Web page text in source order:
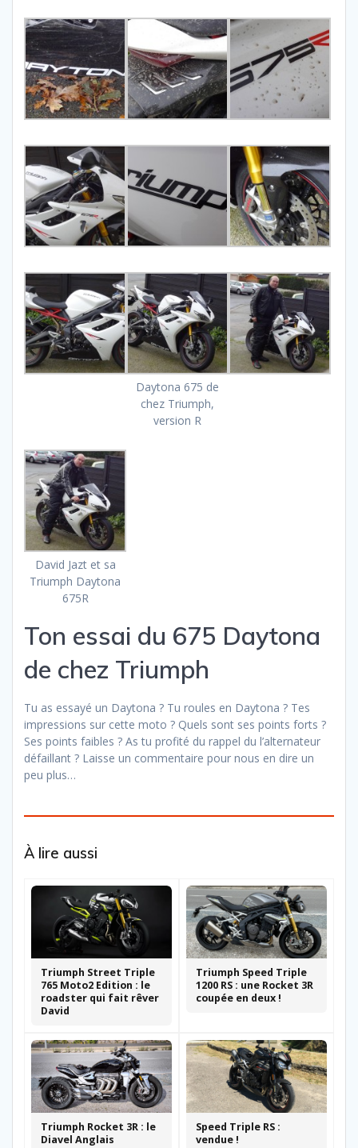
Daytona 675 de
chez Triumph,
version R
David Jazt et sa
Triumph Daytona
675R
Ton essai du 675 Daytona
de chez Triumph
Tu as essayé un Daytona ? Tu roules en Daytona ? Tes
impressions sur cette moto ? Quels sont ses points forts ?
Ses points faibles ? As tu profité du rappel du l’alternateur
défaillant ? Laisse un commentaire pour nous en dire un
peu plus…
À lire aussi
Triumph Street Triple
765 Moto2 Edition : le
roadster qui fait rêver
David
Triumph Speed Triple
1200 RS : une Rocket 3R
coupée en deux !
Triumph Rocket 3R : le
Diavel Anglais
Speed Triple RS :
vendue !